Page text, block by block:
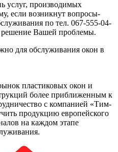
услуг, производимых
если возникнут вопросы-
по тел. 067-555-04-
Вашей проблемы.
для обслуживания окон в
пластиковых окон и
более приближенным к
с компанией «Тим-
продукцию европейского
на каждом этапе